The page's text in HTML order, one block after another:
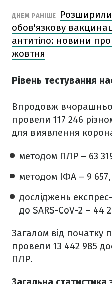
ДНЕМ РАНІШЕ
обов'язкову
антитіло: новини про
жовтня
Рівень тестування
Впродовж
провели 117 246
для виявлення
методом ПЛР – 63
методом ІФА – 9 657,
досліджень
до SARS-CoV-2 – 44
Загалом від початку
провели 13 442 985
ПЛР.